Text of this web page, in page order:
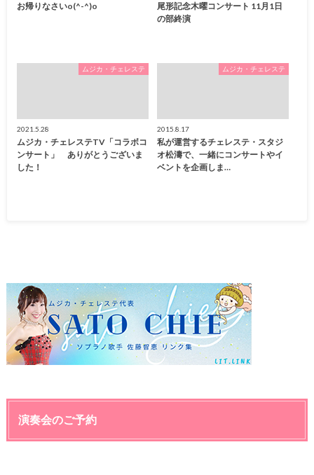
お帰りなさいo(^-^)o
尾形記念木曜コンサート 11月1日
の部終演
ムジカ・チェレステ
2021.5.28
ムジカ・チェレステTV「コラボコ
ンサート」 ありがとうございま
した！
ムジカ・チェレステ
2015.8.17
私が運営するチェレステ・スタジ
オ松濤で、一緒にコンサートやイ
ベントを企画しま…
演奏会のご予約